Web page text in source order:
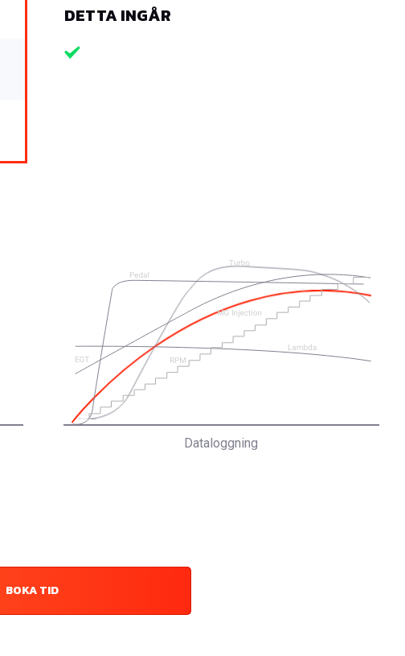
DETTA INGÅR
Dataloggning
BOKA TID